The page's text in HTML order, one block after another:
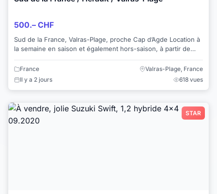
500.– CHF
Sud de la France, Valras-Plage, proche Cap d’Agde Location à
la semaine en saison et également hors-saison, à partir de
France
Valras-Plage, France
Il y a 2 jours
618 vues
STAR